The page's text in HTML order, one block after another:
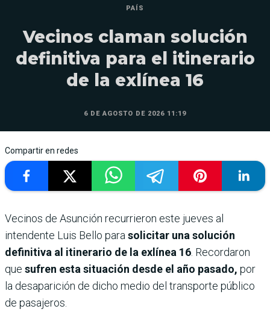
PAÍS
Vecinos claman solución
definitiva para el itinerario
de la exlínea 16
6 DE AGOSTO DE 2026 11:19
Compartir en redes
Vecinos de Asunción recurrieron este jueves al
intendente Luis Bello parasolicitar una solución
definitiva al itinerario de la exlínea 16. Recordaron
que sufren esta situación desde el año pasado, por
la desaparición de dicho medio del transporte público
de pasajeros.